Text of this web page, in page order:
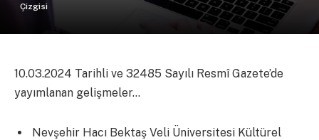
Çizgisi
10.03.2024 Tarihli ve 32485 Sayılı Resmî Gazete’de
yayımlanan gelişmeler…
Nevşehir Hacı Bektaş Veli Üniversitesi Kültürel